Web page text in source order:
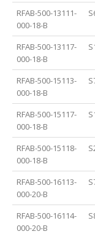
RFAB-500-13111-
000-18-B
RFAB-500-13117-
000-18-B
RFAB-500-15113-
000-18-B
RFAB-500-15117-
000-18-B
RFAB-500-15118-
000-18-B
RFAB-500-16113-
000-20-B
RFAB-500-16114-
000-20-B